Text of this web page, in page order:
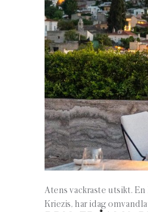
Atens vackraste utsikt.
Kriezis, har idag